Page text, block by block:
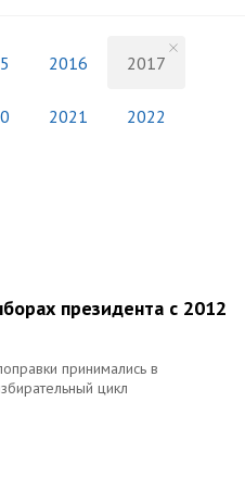
2016 2017
2021 2022
президента с 2012
принимались в
цикл